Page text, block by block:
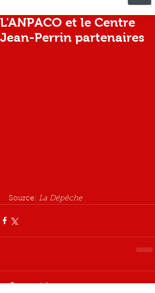
L'ANPACO et le Centre
Jean-Perrin partenaires
Source: La Dépêche
Commentaires